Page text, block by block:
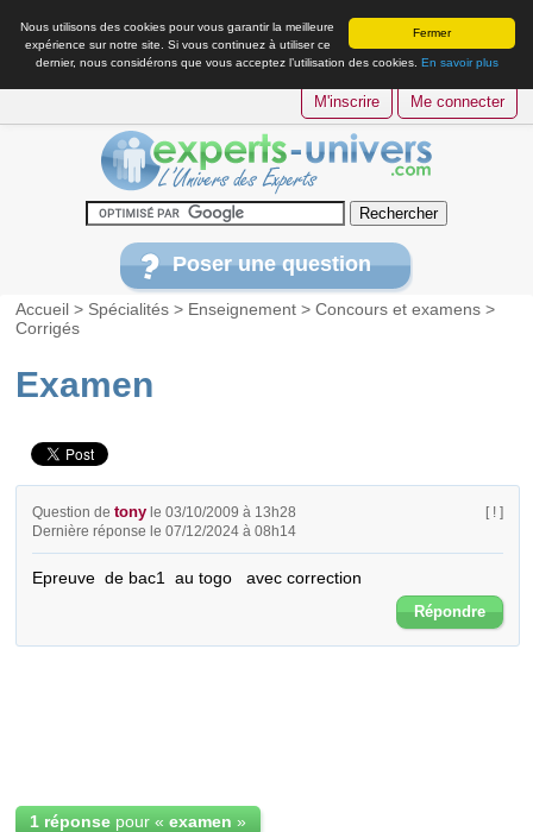
Fermer
Nous utilisons des cookies pour vous garantir la meilleure
expérience sur notre site. Si vous continuez à utiliser ce
dernier, nous considérons que vous acceptez l’utilisation des cookies. En savoir plus
M'inscrire Me connecter
Poser une question
Accueil > Spécialités > Enseignement >Concours et examens >
Corrigés
Examen
Question detony le 03/10/2009 à 13h28
Dernière réponse le 07/12/2024 à 08h14
[ ! ]
Epreuve  de bac1  au togo   avec correction
Répondre
1 réponse pour «examen »